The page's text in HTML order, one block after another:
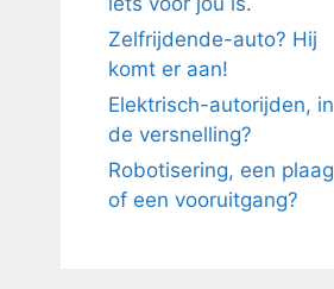
Zelfrijdende-auto? Hij
komt er aan!
Elektrisch-autorijden, in
de versnelling?
Robotisering, een plaag
of een vooruitgang?